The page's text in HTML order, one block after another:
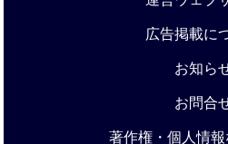
広告掲載に
お知ら
お問合
著作権・個人情